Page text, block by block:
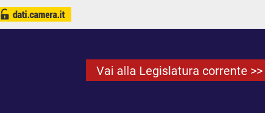
Vai alla Legislatura corrente >>